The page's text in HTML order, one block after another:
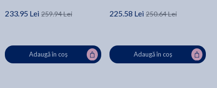
233.95 Lei 259.94 Lei
Adaugă în coș
225.58 Lei 250.64 Lei
Adaugă în coș